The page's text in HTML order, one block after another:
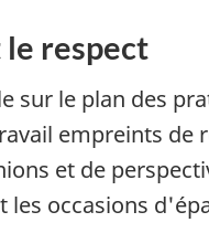
respect
sur le plan des
empreints de
et de
les occasions